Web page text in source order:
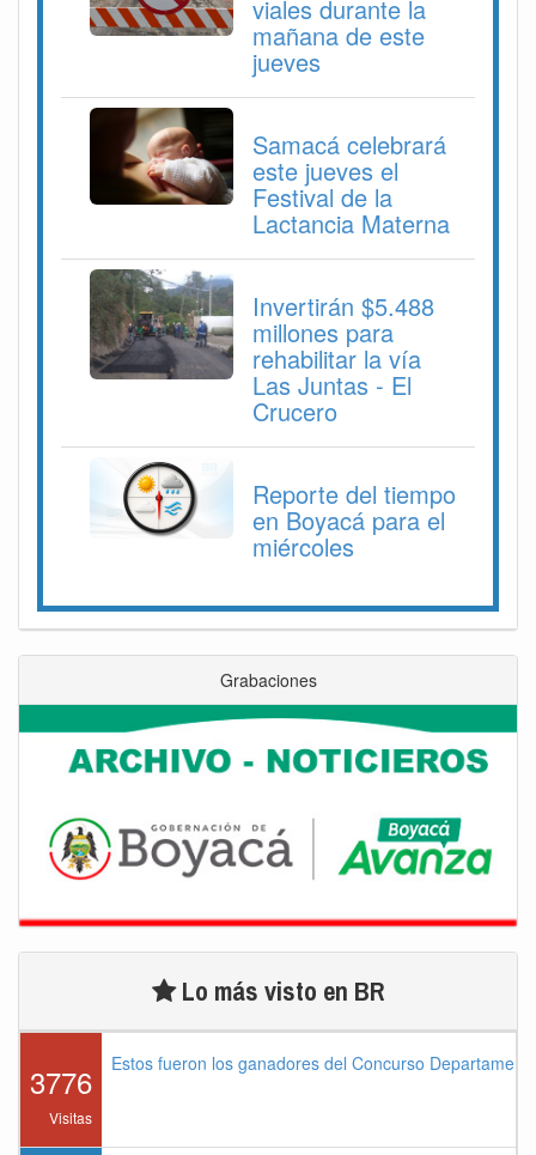
viales durante la
mañana de este
jueves
Samacá celebrará
este jueves el
Festival de la
Lactancia Materna
Invertirán $5.488
millones para
rehabilitar la vía
Las Juntas - El
Crucero
Reporte del tiempo
en Boyacá para el
miércoles
Grabaciones
Lo más visto en BR
3776
Visitas
Estos fueron los ganadores del Concurso